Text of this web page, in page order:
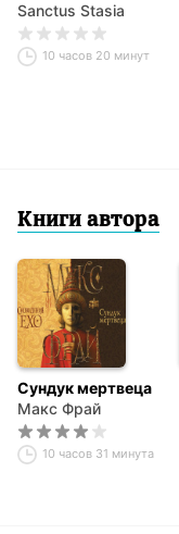
Sanctus Stasia
10 часов 20 минут
Книги автора
Сундук мертвеца
Макс Фрай
10 часов 31 минута